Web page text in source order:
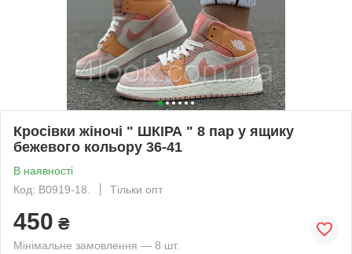
Кросівки жіночі " ШКІРА " 8 пар у ящику
бежевого кольору 36-41
В наявності
Код: B0919-18.
Тільки опт
450 ₴
Мінімальне замовлення — 8 шт.